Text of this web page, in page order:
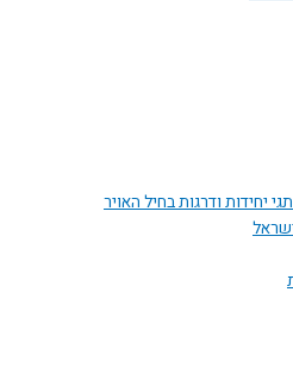
ודרגות בחיל האויר